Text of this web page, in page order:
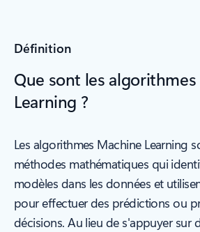
Définition
Que sont les
Learning ?
Les algorithmes Machine Learning
méthodes mathématiques qui
modèles dans les données et
pour effectuer des prédictions ou
décisions. Au lieu de s'appuyer sur